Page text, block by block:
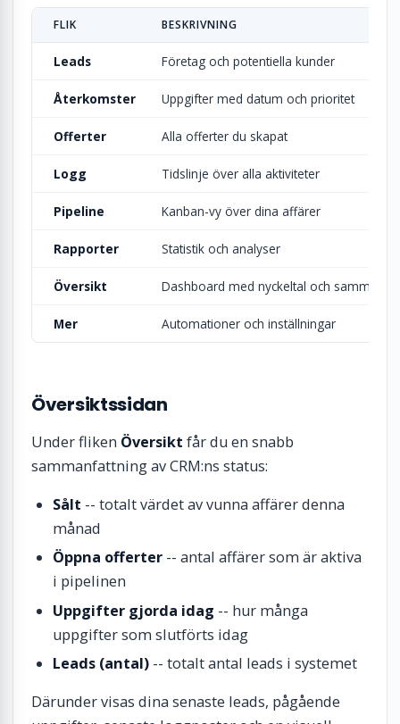
FLIK BESKRIVNING
Leads Företag och potentiella kunder
Återkomster Uppgifter med datum och prioritet
Offerter Alla offerter du skapat
Logg Tidslinje över alla aktiviteter
Pipeline Kanban-vy över dina affärer
Rapporter Statistik och analyser
Översikt Dashboard med nyckeltal och
Mer Automationer och inställningar
Översiktssidan
Under fliken Översikt får du en snabb
sammanfattning av CRM:ns status:
Sålt -- totalt värdet av vunna affärer denna
månad
Öppna offerter -- antal affärer som är aktiva
i pipelinen
Uppgifter gjorda idag -- hur många
uppgifter som slutförts idag
Leads (antal) -- totalt antal leads i systemet
Därunder visas dina senaste leads, pågående